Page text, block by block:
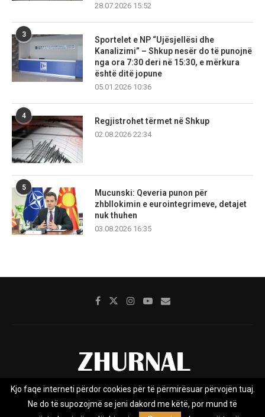
28.07.2026 15:52
3
Sportelet e NP “Ujësjellësi dhe
Kanalizimi” – Shkup nesër do të punojnë
nga ora 7:30 deri në 15:30, e mërkura
është ditë jopune
05.01.2026 10:36
4
Regjistrohet tërmet në Shkup
02.08.2026 22:34
5
Mucunski: Qeveria punon për
zhbllokimin e eurointegrimeve, detajet
nuk thuhen
03.08.2026 16:35
Rreth nesh Impresumi Marketing
Privacy Policy
Kjo faqe interneti përdor cookies për të përmirësuar përvojën tuaj.
Ne do të supozojmë se jeni dakord me këtë, por mund të